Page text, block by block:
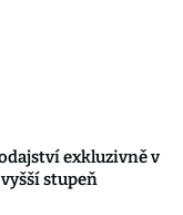
exkluzivně v
stupeň